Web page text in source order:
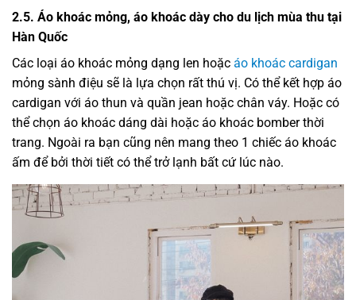
2.5. Áo khoác mỏng, áo khoác dày cho du lịch mùa thu tại
Hàn Quốc
Các loại áo khoác mỏng dạng len hoặc áo khoác cardigan
mỏng sành điệu sẽ là lựa chọn rất thú vị. Có thể kết hợp áo
cardigan với áo thun và quần jean hoặc chân váy. Hoặc có
thể chọn áo khoác dáng dài hoặc áo khoác bomber thời
trang. Ngoài ra bạn cũng nên mang theo 1 chiếc áo khoác
ấm để bởi thời tiết có thể trở lạnh bất cứ lúc nào.